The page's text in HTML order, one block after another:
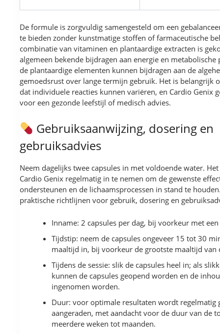
De formule is zorgvuldig samengesteld om een
te bieden zonder kunstmatige stoffen of farmaceutische
combinatie van vitaminen en plantaardige extracten is
algemeen bekende bijdragen aan energie en metabolische
de plantaardige elementen kunnen bijdragen aan de
gemoedsrust over lange termijn gebruik. Het is belangrijk
dat individuele reacties kunnen variëren, en Cardio Genix
voor een gezonde leefstijl of medisch advies.
Gebruiksaanwijzing, dosering en
gebruiksadvies
Neem dagelijks twee capsules in met voldoende water.
Cardio Genix regelmatig in te nemen om de gewenste
ondersteunen en de lichaamsprocessen in stand te
praktische richtlijnen voor gebruik, dosering en
Inname: 2 capsules per dag, bij voorkeur met
Tijdstip: neem de capsules ongeveer 15 tot 30
maaltijd in, bij voorkeur de grootste maaltijd van
Tijdens de sessie: slik de capsules heel in; als
kunnen de capsules geopend worden en de
ingenomen worden.
Duur: voor optimale resultaten wordt regelmatig
aangeraden, met aandacht voor de duur van de
meerdere weken tot maanden.